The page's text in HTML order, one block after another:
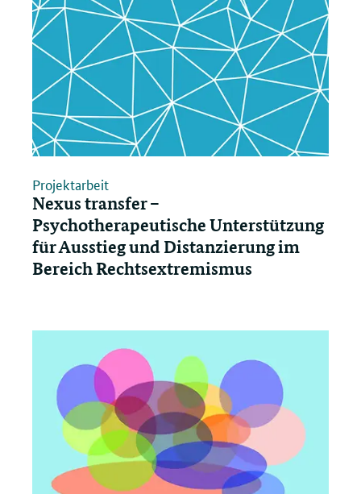
Projektarbeit
Nexus transfer –
Psychotherapeutische Unterstützung
für Ausstieg und Distanzierung im
Bereich Rechtsextremismus